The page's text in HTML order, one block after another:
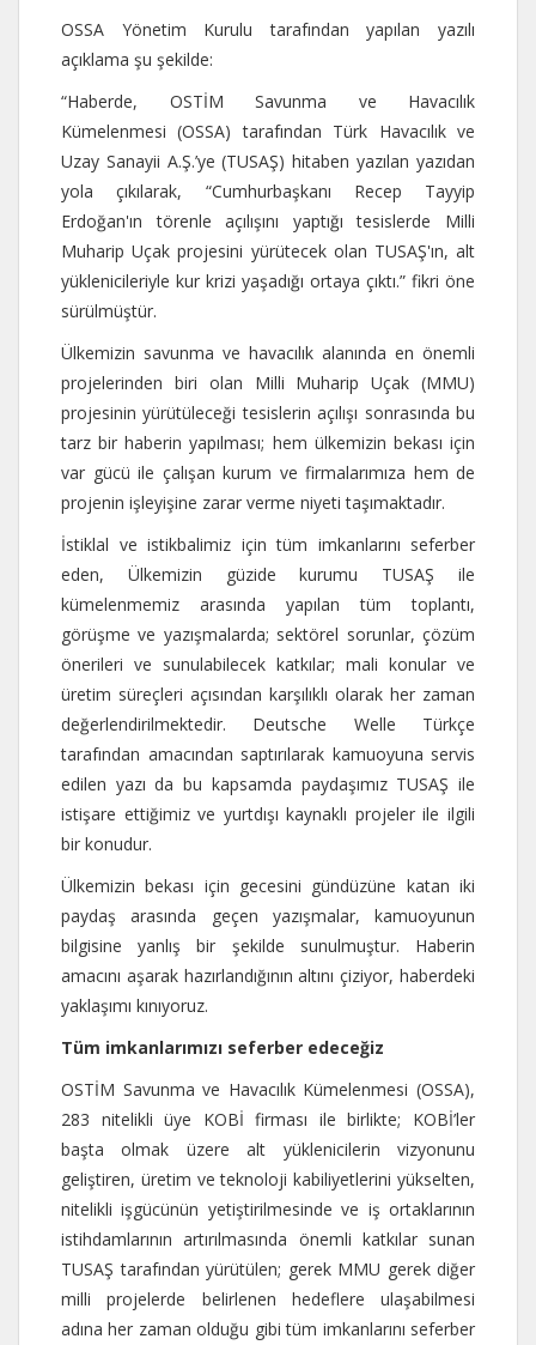
OSSA Yönetim Kurulu tarafından yapılan yazılı
açıklama şu şekilde:
“Haberde, OSTİM Savunma ve Havacılık
Kümelenmesi (OSSA) tarafından Türk Havacılık ve
Uzay Sanayii A.Ş.’ye (TUSAŞ) hitaben yazılan yazıdan
yola çıkılarak, “Cumhurbaşkanı Recep Tayyip
Erdoğan'ın törenle açılışını yaptığı tesislerde Milli
Muharip Uçak projesini yürütecek olan TUSAŞ'ın, alt
yüklenicileriyle kur krizi yaşadığı ortaya çıktı.” fikri öne
sürülmüştür.
Ülkemizin savunma ve havacılık alanında en önemli
projelerinden biri olan Milli Muharip Uçak (MMU)
projesinin yürütüleceği tesislerin açılışı sonrasında bu
tarz bir haberin yapılması; hem ülkemizin bekası için
var gücü ile çalışan kurum ve firmalarımıza hem de
projenin işleyişine zarar verme niyeti taşımaktadır.
İstiklal ve istikbalimiz için tüm imkanlarını seferber
eden, Ülkemizin güzide kurumu TUSAŞ ile
kümelenmemiz arasında yapılan tüm toplantı,
görüşme ve yazışmalarda; sektörel sorunlar, çözüm
önerileri ve sunulabilecek katkılar; mali konular ve
üretim süreçleri açısından karşılıklı olarak her zaman
değerlendirilmektedir. Deutsche Welle Türkçe
tarafından amacından saptırılarak kamuoyuna servis
edilen yazı da bu kapsamda paydaşımız TUSAŞ ile
istişare ettiğimiz ve yurtdışı kaynaklı projeler ile ilgili
bir konudur.
Ülkemizin bekası için gecesini gündüzüne katan iki
paydaş arasında geçen yazışmalar, kamuoyunun
bilgisine yanlış bir şekilde sunulmuştur. Haberin
amacını aşarak hazırlandığının altını çiziyor, haberdeki
yaklaşımı kınıyoruz.
Tüm imkanlarımızı seferber edeceğiz
OSTİM Savunma ve Havacılık Kümelenmesi (OSSA),
283 nitelikli üye KOBİ firması ile birlikte; KOBİ’ler
başta olmak üzere alt yüklenicilerin vizyonunu
geliştiren, üretim ve teknoloji kabiliyetlerini yükselten,
nitelikli işgücünün yetiştirilmesinde ve iş ortaklarının
istihdamlarının artırılmasında önemli katkılar sunan
TUSAŞ tarafından yürütülen; gerek MMU gerek diğer
milli projelerde belirlenen hedeflere ulaşabilmesi
adına her zaman olduğu gibi tüm imkanlarını seferber